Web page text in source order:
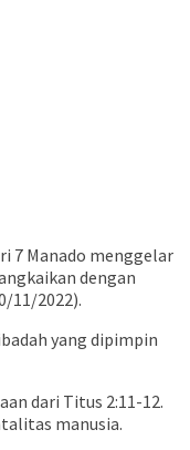
7 Manado menggelar
dengan
11/2022).
yang dipimpin
dari Titus 2:11-12.
manusia.